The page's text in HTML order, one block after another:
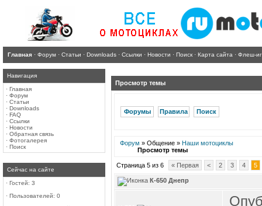
Главная · Форум · Статьи · Downloads · Ссылки · Новости · Поиск · Карта сайта · Флеш-
Навигация
· Главная
· Форум
· Статьи
· Downloads
· FAQ
· Ссылки
· Новости
· Обратная связь
· Фотогалерея
· Поиск
Сейчас на сайте
· Гостей: 3
· Пользователей: 0
Просмотр темы
Форумы Правила Поиск
Форум » Общение » Наши мотоциклы
Просмотр темы
Страница 5 из 6 « Первая < 2 3 4 5
К-650 Днепр